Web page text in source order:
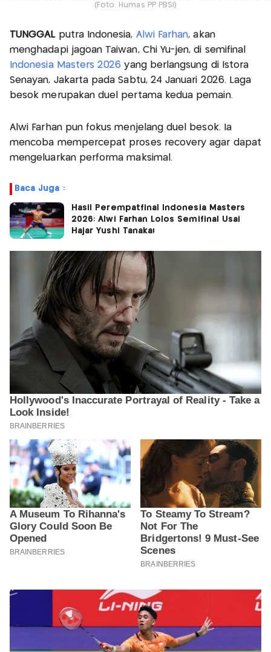
(Foto: Humas PP PBSI)
TUNGGALputra Indonesia, Alwi Farhan, akan
menghadapi jagoan Taiwan, Chi Yu-jen, di semifinal
Indonesia Masters 2026yang berlangsung di Istora
Senayan, Jakarta pada Sabtu, 24 Januari 2026. Laga
besok merupakan duel pertama kedua pemain.
Alwi Farhan pun fokus menjelang duel besok. Ia
mencoba mempercepat proses recovery agar dapat
mengeluarkan performa maksimal.
Baca Juga :
Hasil Perempatfinal Indonesia Masters
2026: Alwi Farhan Lolos Semifinal Usai
Hajar Yushi Tanaka!